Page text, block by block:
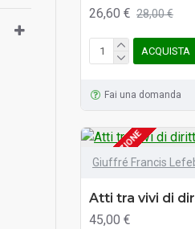
26,60 € 28,00 €
ACQUISTA
Fai una domanda
SU ORDINAZIONE
Giuffré Francis
Atti tra vivi di
45,00 €